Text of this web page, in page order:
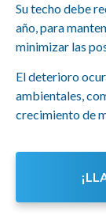
Su techo debe
año, para
minimizar las
El deterioro
ambientales,
crecimiento de